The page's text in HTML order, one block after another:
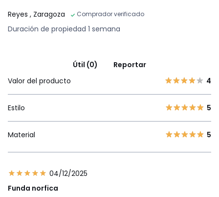
Reyes , Zaragoza Comprador verificado
Duración de propiedad 1 semana
Útil (0)
Reportar
Valor del producto
4
Estilo 5
Material 5
04/12/2025
Funda norfica